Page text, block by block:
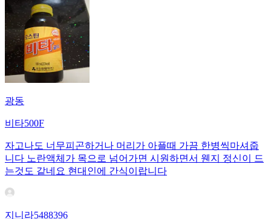
광동
비타500F
자고나도 너무피곤하거나 머리가 아플때 가끔 한병씩마셔줍
니다 노란액체가 목으로 넘어가면 시원하면서 웬지 정신이 드
는것도 같네요 현대인에 간식이랍니다
지니라5488396